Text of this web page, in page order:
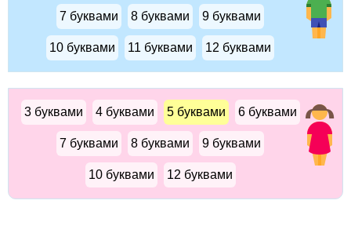
7 буквами 8 буквами 9 буквами
10 буквами 11 буквами 12 буквами
3 буквами 4 буквами 5 буквами 6 буквами
7 буквами 8 буквами 9 буквами
10 буквами 12 буквами